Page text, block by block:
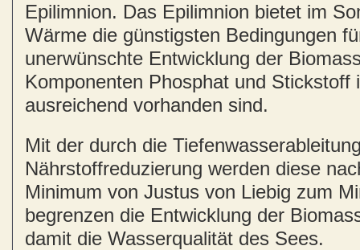
Epilimnion. Das Epilimnion bietet im
Wärme die günstigsten Bedingungen
unerwünschte Entwicklung der
Komponenten Phosphat und Stickstoff
ausreichend vorhanden sind.
Mit der durch die
Nährstoffreduzierung werden diese
Minimum von Justus von Liebig zum
begrenzen die Entwicklung der
damit die Wasserqualität des Sees.